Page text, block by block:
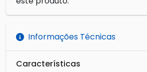
Informações Técnicas
Características